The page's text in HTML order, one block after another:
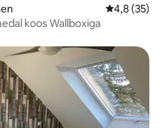
Keskmine
4,8 (35)
koos Wallboxiga